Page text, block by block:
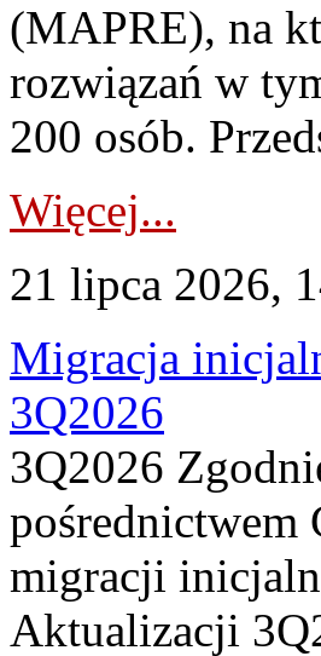
(MAPRE), na
rozwiązań w
200 osób.
Więcej...
21 lipca 2026,
Migracja
3Q2026
3Q2026
migracji
Aktualizacji